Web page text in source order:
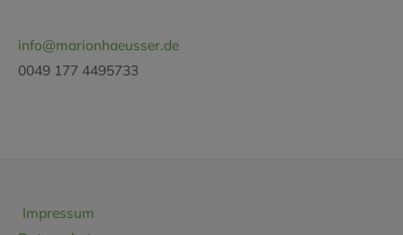
info@marionhaeusser.de
0049 177 4495733
Impressum